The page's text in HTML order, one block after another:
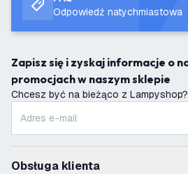
Odpowiedź natychmiastowa
Zapisz się i zyskaj informacje o nowościach i
promocjach w naszym sklepie
Chcesz być na bieżąco z Lampyshop?
Obsługa klienta